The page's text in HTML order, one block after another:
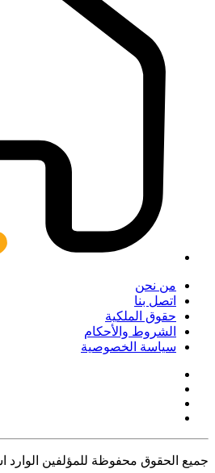
من نحن
اتصل بنا
حقوق الملكية
الشروط والأحكام
سياسة الخصوصية
جميع الحقوق محفوظة للمؤلفين الوارد